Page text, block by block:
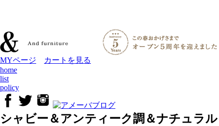
MYページ
カートを見る
home
list
policy
シャビー＆アンティーク調＆ナチュラル